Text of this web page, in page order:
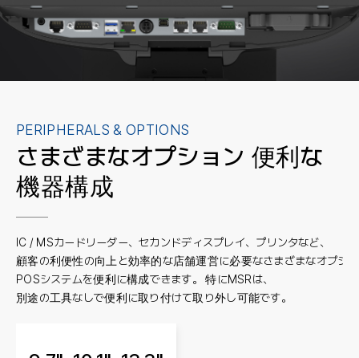
PERIPHERALS & OPTIONS
さまざまなオプション 便利な
機器構成
IC / MSカードリーダー、セカンドディスプレイ、プリンタなど、
顧客の利便性の向上と効率的な店舗運営に必要なさまざまなオプシ
POSシステムを便利に構成できます。 特にMSRは、
別途の工具なしで便利に取り付けて取り外し可能です。